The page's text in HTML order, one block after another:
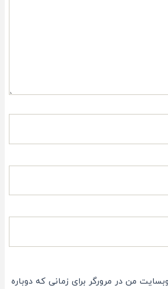
من در مرورگر برای زمانی که دوباره